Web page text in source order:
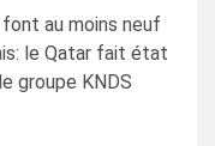
au moins neuf
le Qatar fait état
groupe KNDS